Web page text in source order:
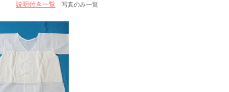
説明付き一覧 写真のみ一覧